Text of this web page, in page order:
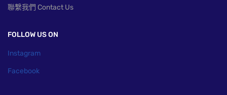
聯繫我們 Contact Us
FOLLOW US ON
Instagram
Facebook